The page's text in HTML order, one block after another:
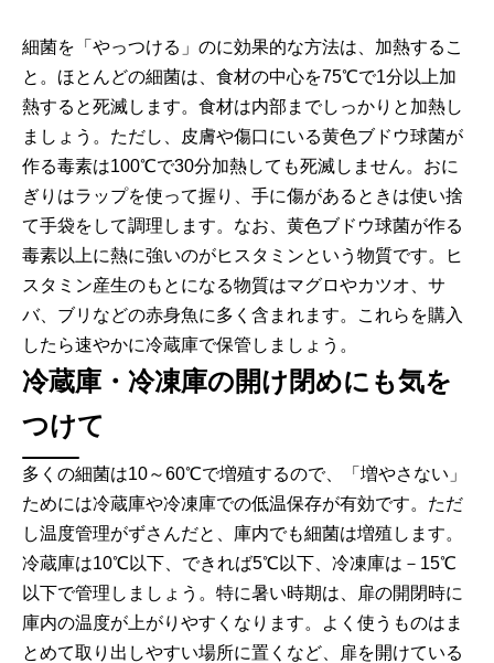
細菌を「やっつける」のに効果的な方法は、加熱するこ
と。ほとんどの細菌は、食材の中心を75℃で1分以上加
熱すると死滅します。食材は内部までしっかりと加熱し
ましょう。ただし、皮膚や傷口にいる黄色ブドウ球菌が
作る毒素は100℃で30分加熱しても死滅しません。おに
ぎりはラップを使って握り、手に傷があるときは使い捨
て手袋をして調理します。なお、黄色ブドウ球菌が作る
毒素以上に熱に強いのがヒスタミンという物質です。ヒ
スタミン産生のもとになる物質はマグロやカツオ、サ
バ、ブリなどの赤身魚に多く含まれます。これらを購入
したら速やかに冷蔵庫で保管しましょう。
冷蔵庫・冷凍庫の開け閉めにも気を
つけて
多くの細菌は10～60℃で増殖するので、「増やさない」
ためには冷蔵庫や冷凍庫での低温保存が有効です。ただ
し温度管理がずさんだと、庫内でも細菌は増殖します。
冷蔵庫は10℃以下、できれば5℃以下、冷凍庫は－15℃
以下で管理しましょう。特に暑い時期は、扉の開閉時に
庫内の温度が上がりやすくなります。よく使うものはま
とめて取り出しやすい場所に置くなど、扉を開けている